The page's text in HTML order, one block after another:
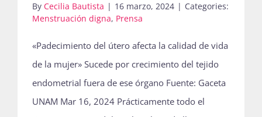
By Cecilia Bautista | 16 marzo, 2024 | Categories:
Menstruación digna, Prensa
«Padecimiento del útero afecta la calidad de vida
de la mujer» Sucede por crecimiento del tejido
endometrial fuera de ese órgano Fuente: Gaceta
UNAM Mar 16, 2024 Prácticamente todo el